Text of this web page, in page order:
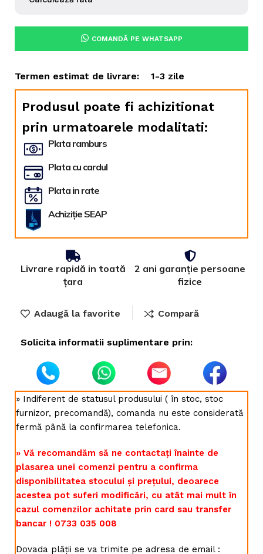
COMANDĂ PE WHATSAPP
Termen estimat de livrare: 1-3 zile
Produsul poate fi achizitionat
prin urmatoarele modalitati:
Plata ramburs
Plata cu cardul
Plata in rate
Achiziție SEAP
Livrare rapidă in toată
țara
2 ani garanție persoane
fizice
Adaugă la favorite Compară
Solicita informatii suplimentare prin:
» Indiferent de statusul produsului ( în stoc, stoc
furnizor, precomandă), comanda nu este considerată
fermă până la confirmarea telefonica.
» Vă recomandăm să ne contactați înainte de
plasarea unei comenzi pentru a confirma
disponibilitatea stocului și prețului, deoarece
acestea pot suferi modificări, cu atât mai mult în
cazul comenzilor achitate prin card sau transfer
bancar ! 0733 035 008
Dovada plății se va trimite pe adresa de email :